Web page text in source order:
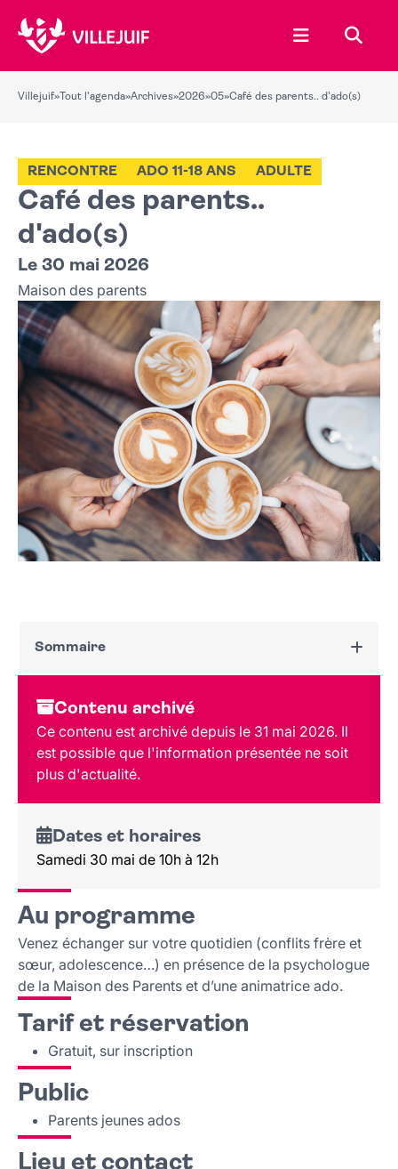
Ouvrir le
Villejuif» Tout l'agenda»Archives»2026»05»Café des parents.. d'ado(s)
Café des parents..
d'ado(s)
RENCONTRE ADO 11-18 ANS ADULTE
Le 30 mai 2026
Maison des parents
Sommaire
Dates et horaires
Au programme
Tarif et réservation
Public
Lieu et contact
Contenu archivé
Ce contenu est archivé depuis le 31 mai 2026. Il
est possible que l'information présentée ne soit
plus d'actualité.
Dates et horaires
Samedi 30 mai de 10h à 12h
Au programme
Venez échanger sur votre quotidien (conflits frère et
sœur, adolescence…) en présence de la psychologue
de la Maison des Parents et d’une animatrice ado.
Tarif et réservation
Gratuit, sur inscription
Public
Parents jeunes ados
Lieu et contact